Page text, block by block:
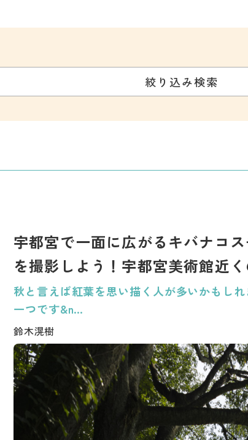
絞り込み検索
宇都宮で一面に広がるキバナコ
を撮影しよう！宇都宮美術館近
秋と言えば紅葉を思い描く人が多いかもし
一つです&n…
鈴木滉樹